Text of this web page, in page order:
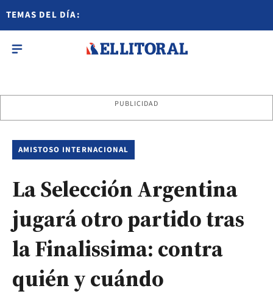
TEMAS DEL DÍA:
PUBLICIDAD
AMISTOSO INTERNACIONAL
La Selección Argentina
jugará otro partido tras
la Finalissima: contra
quién y cuándo